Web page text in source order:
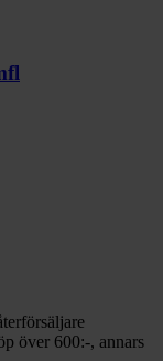
över 600:-, annars